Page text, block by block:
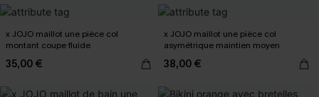
x JOJO maillot une pièce col
montant coupe fluide
35,00 €
x JOJO maillot une pièce col
asymétrique maintien moyen
38,00 €